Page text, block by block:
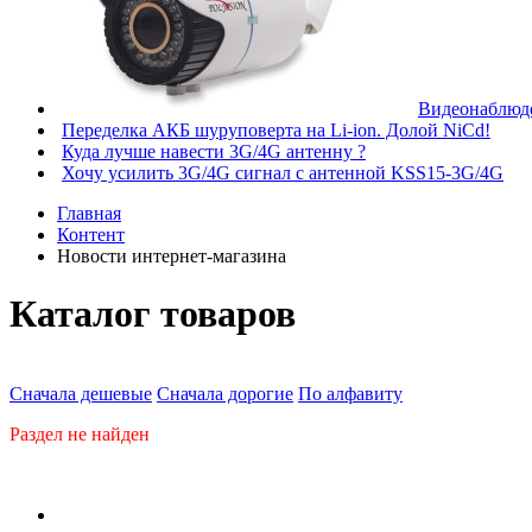
Переделка АКБ шуруповерта на Li-ion. Долой NiCd!
Куда лучше навести 3G/4G антенну ?
Хочу усилить 3G/4G сигнал с антенной KSS15-3G/4G
Главная
Контент
Новости интернет-магазина
Каталог товаров
Сначала дешевые Сначала дорогие По алфавиту
Раздел не найден